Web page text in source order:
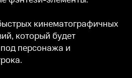
кинематографичных
который будет
персонажа и